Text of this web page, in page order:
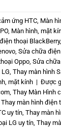
ứng HTC Màn
, Màn hình, mặt
thoại BlackBerry,
Sửa chữa
Oppo Sửa
Thay màn hình
mặt kính | Được
Thay Màn Hình
Thay màn hình điện
uy tín Thay màn
LG uy tín Thay